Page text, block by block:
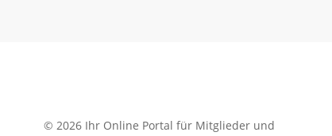
© 2026 Ihr Online Portal für Mitglieder und